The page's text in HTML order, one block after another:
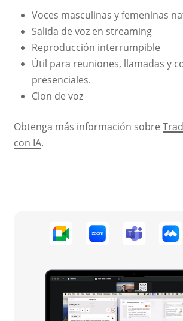
Voces masculinas y femeninas
Salida de voz en streaming
Reproducción interrumpible
Útil para reuniones, llamadas y
presenciales.
Clon de voz
Obtenga más información sobre
con IA.